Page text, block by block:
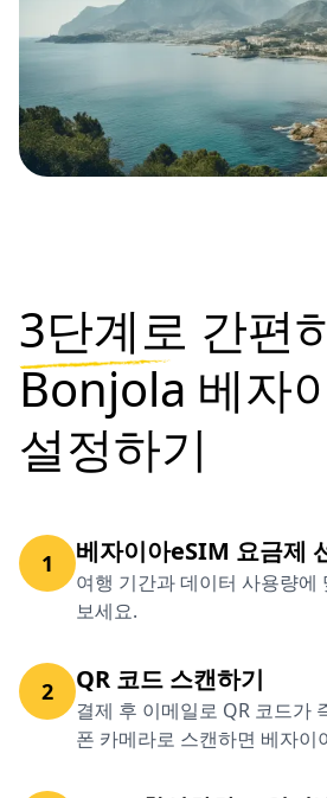
3단계로 간편
Bonjola 베자
설정하기
1 베자이아eSIM 요금제
여행 기간과 데이터 사용량에
보세요.
2 QR 코드 스캔하기
결제 후 이메일로 QR 코드가
폰 카메라로 스캔하면 베자이